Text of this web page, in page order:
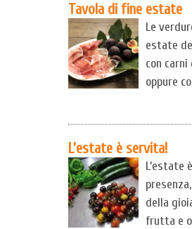
Tavola di fine estate
Le
estate
con
oppure
L’estate è servita!
L’estate
della
frutta e